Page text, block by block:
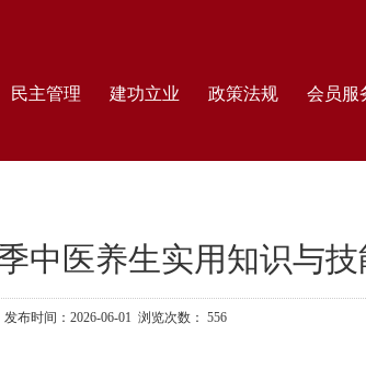
民主管理 建功立业 政策法规 会员服
中医养生实用知识与技
发布时间：2026-06-01 浏览次数： 556